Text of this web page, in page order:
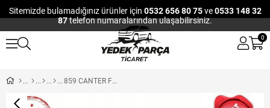
Sitemizde bulamadığınız ürünler için 0532 656 80 75ve0533 148 32
87telefon numaralarından ulaşabilirsiniz.
0
859 CANTER FUSO ÖN TAMPON ORJİNAL